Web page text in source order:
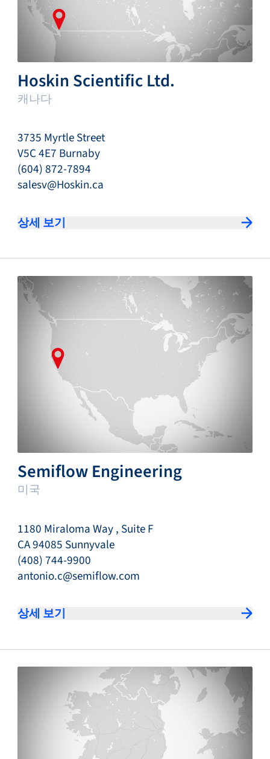
Hoskin Scientific Ltd.
캐나다
3735 Myrtle Street
V5C 4E7 Burnaby
(604) 872-7894
salesv@Hoskin.ca
상세 보기
Semiflow Engineering
미국
1180 Miraloma Way , Suite F
CA 94085 Sunnyvale
(408) 744-9900
antonio.c@semiflow.com
상세 보기